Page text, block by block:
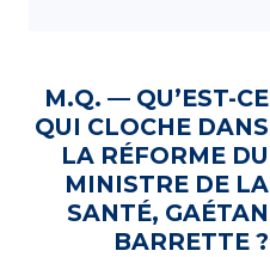
M.Q. — QU’EST-CE
QUI CLOCHE DANS
LA RÉFORME DU
MINISTRE DE LA
SANTÉ, GAÉTAN
BARRETTE ?